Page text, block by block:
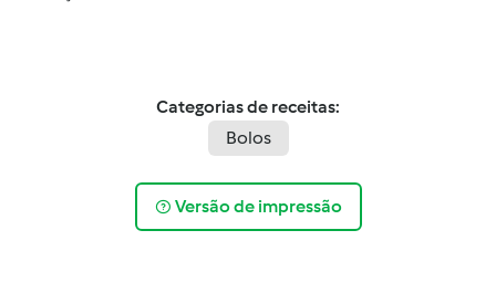
Categorias de receitas:
Bolos
Versão de impressão